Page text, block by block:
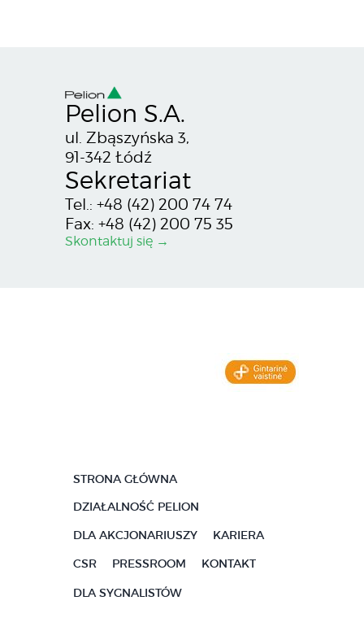
Pelion S.A.
ul. Zbąszyńska 3,
91-342 Łódź
Sekretariat
Tel.: +48 (42) 200 74 74
Fax: +48 (42) 200 75 35
Skontaktuj się →
STRONA GŁÓWNA
DZIAŁALNOŚĆ PELION
DLA AKCJONARIUSZY KARIERA
CSR PRESSROOM KONTAKT
DLA SYGNALISTÓW